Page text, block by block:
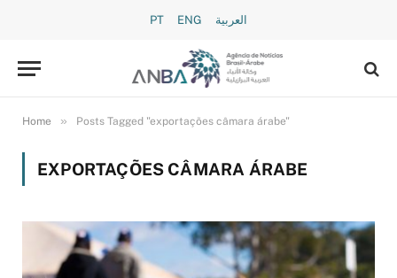
PT ENG العربية
Home » Posts Tagged "exportações câmara árabe"
EXPORTAÇÕES CÂMARA ÁRABE